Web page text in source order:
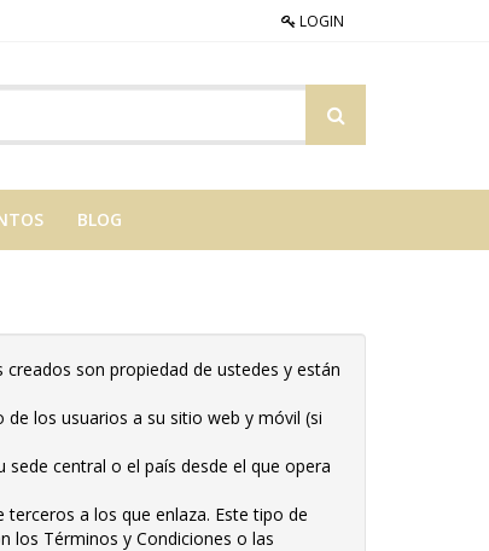
LOGIN
BLOG
son propiedad de ustedes y están
los usuarios a su sitio web y móvil (si
central o el país desde el que opera
a los que enlaza. Este tipo de
los Términos y Condiciones o las